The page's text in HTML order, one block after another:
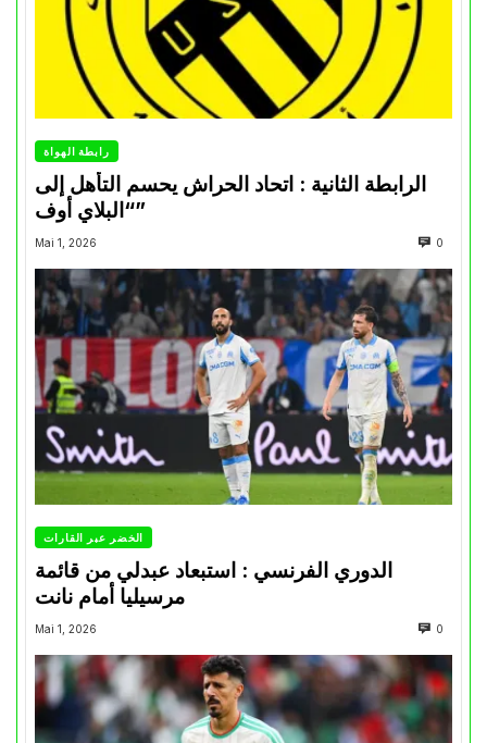
رابطة الهواة
الرابطة الثانية : اتحاد الحراش يحسم التأهل إلى
“البلاي أوف”
Mai 1, 2026 0
الخضر عبر القارات
الدوري الفرنسي : استبعاد عبدلي من قائمة
مرسيليا أمام نانت
Mai 1, 2026 0